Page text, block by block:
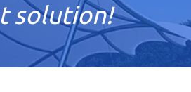
solution!